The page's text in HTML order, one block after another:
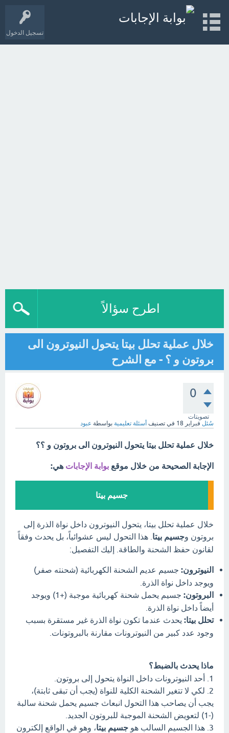
تسجيل الدخول
اطرح سؤالاً
خلال عملية تحلل بيتا يتحول النيوترون الى
بروتون و ؟ - مع الشرح
0
تصويتات
سُئل فبراير 18 في تصنيف أسئلة تعليمية بواسطة عبود
خلال عملية تحلل بيتا يتحول النيوترون الى بروتون و ؟؟
الإجابة الصحيحة من خلال موقع بوابة الإجابات هي:
جسيم بيتا
خلال عملية تحلل بيتا، يتحول النيوترون داخل نواة الذرة إلى
بروتون وجسيم بيتا . هذا التحول ليس عشوائياً، بل يحدث وفقاً
لقانون حفظ الشحنة والطاقة. إليك التفصيل:
النيوترون: جسيم عديم الشحنة الكهربائية (شحنته صفر)
ويوجد داخل نواة الذرة.
البروتون:
جسيم يحمل شحنة كهربائية موجبة (+1) ويوجد
أيضاً داخل نواة الذرة.
تحلل بيتا: يحدث عندما تكون نواة الذرة غير مستقرة بسبب
وجود عدد كبير من النيوترونات مقارنة بالبروتونات.
ماذا يحدث بالضبط؟
1. أحد النيوترونات داخل النواة يتحول إلى بروتون.
2. لكي لا تتغير الشحنة الكلية للنواة (يجب أن تبقى ثابتة)،
يجب أن يصاحب هذا التحول انبعاث جسيم يحمل شحنة سالبة
(-1) لتعويض الشحنة الموجبة للبروتون الجديد.
3. هذا الجسيم السالب هو
جسيم بيتا، وهو في الواقع إلكترون